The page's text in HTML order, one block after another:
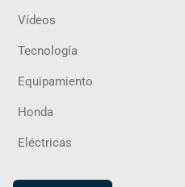
Vídeos
Tecnología
Equipamiento
Honda
Eléctricas